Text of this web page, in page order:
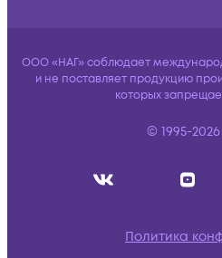
ООО «НАГ» соблюдает
и не поставляет продукцию
которых
© 1995-
Политика